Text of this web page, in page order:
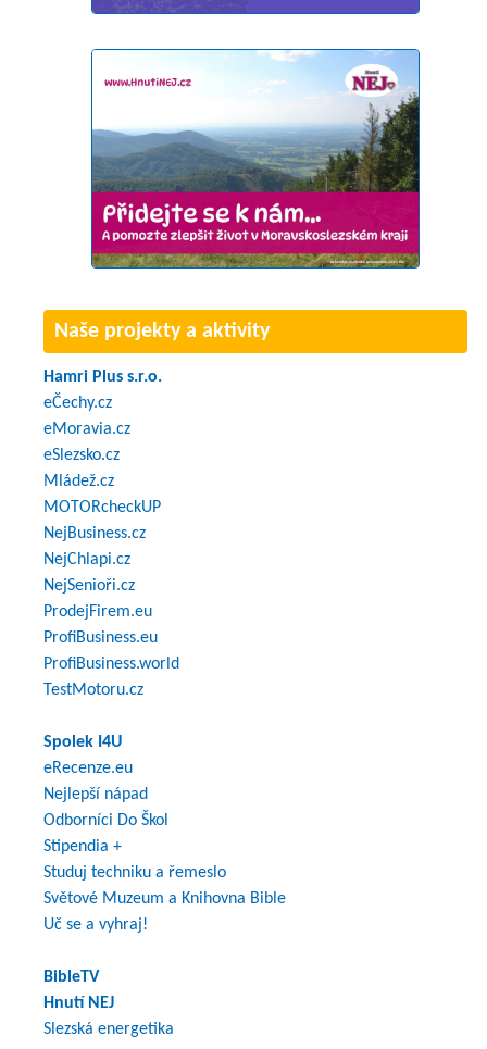
Naše projekty a aktivity
Hamri Plus s.r.o.
eČechy.cz
eMoravia.cz
eSlezsko.cz
Mládež.cz
MOTORcheckUP
NejBusiness.cz
NejChlapi.cz
NejSenioři.cz
ProdejFirem.eu
ProfiBusiness.eu
ProfiBusiness.world
TestMotoru.cz
Spolek I4U
eRecenze.eu
Nejlepší nápad
Odborníci Do Škol
Stipendia +
Studuj techniku a řemeslo
Světové Muzeum a Knihovna Bible
Uč se a vyhraj!
BibleTV
Hnutí NEJ
Slezská energetika